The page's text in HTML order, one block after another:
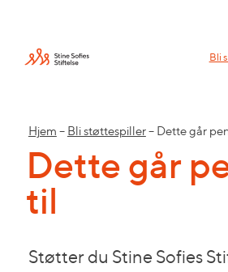
Bli
Hjem – Bli støttespiller– Dette går
Dette går
til
Støtter du Stine Sofies